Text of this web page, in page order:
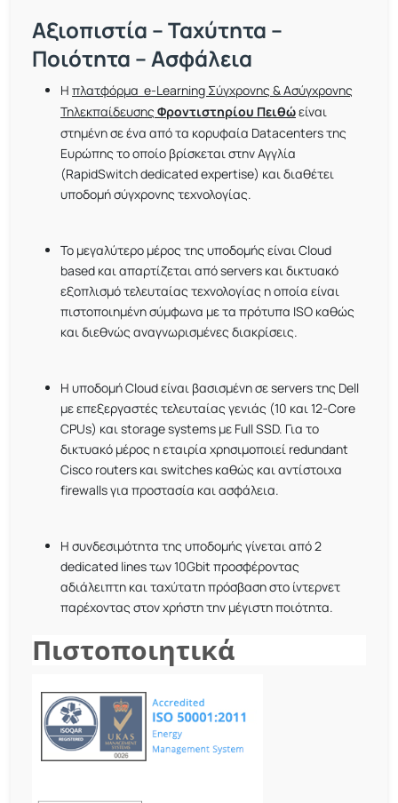
Αξιοπιστία – Ταχύτητα –
Ποιότητα – Ασφάλεια
Η πλατφόρμα e-Learning Σύγχρονης & Ασύγχρονης
Τηλεκπαίδευσης Φροντιστηρίου Πειθώείναι
στημένη σε ένα από τα κορυφαία Datacenters της
Ευρώπης το οποίο βρίσκεται στην Αγγλία
(RapidSwitch dedicated expertise) και διαθέτει
υποδομή σύγχρονης τεχνολογίας.
Το μεγαλύτερο μέρος της υποδομής είναι Cloud
based και απαρτίζεται από servers και δικτυακό
εξοπλισμό τελευταίας τεχνολογίας η οποία είναι
πιστοποιημένη σύμφωνα με τα πρότυπα ISO καθώς
και διεθνώς αναγνωρισμένες διακρίσεις.
Η υποδομή Cloud είναι βασισμένη σε servers της Dell
με επεξεργαστές τελευταίας γενιάς (10 και 12-Core
CPUs) και storage systems με Full SSD. Για το
δικτυακό μέρος η εταιρία χρησιμοποιεί redundant
Cisco routers και switches καθώς και αντίστοιχα
firewalls για προστασία και ασφάλεια.
Η συνδεσιμότητα της υποδομής γίνεται από 2
dedicated lines των 10Gbit προσφέροντας
αδιάλειπτη και ταχύτατη πρόσβαση στο ίντερνετ
παρέχοντας στον χρήστη την μέγιστη ποιότητα.
Πιστοποιητικά